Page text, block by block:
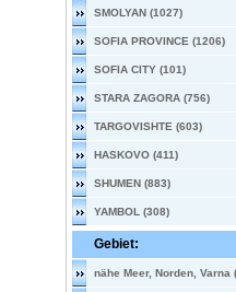
SMOLYAN (1027)
SOFIA PROVINCE (1206)
SOFIA CITY (101)
STARA ZAGORA (756)
TARGOVISHTE (603)
HASKOVO (411)
SHUMEN (883)
YAMBOL (308)
Gebiet:
nähe Meer, Norden, Varna